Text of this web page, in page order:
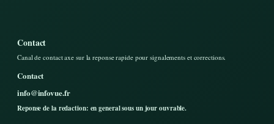
Contact
Canal de contact axe sur la reponse rapide pour signalements et corrections.
Contact
info@infovue.fr
Reponse de la redaction: en general sous un jour ouvrable.